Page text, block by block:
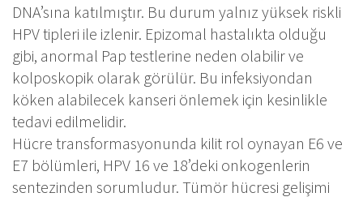
DNA’sına katılmıştır. Bu durum yalnız yüksek riskli
HPV tipleri ile izlenir. Epizomal hastalıkta olduğu
gibi, anormal Pap testlerine neden olabilir ve
kolposkopik olarak görülür. Bu infeksiyondan
köken alabilecek kanseri önlemek için kesinlikle
tedavi edilmelidir.
Hücre transformasyonunda kilit rol oynayan E6 ve
E7 bölümleri, HPV 16 ve 18’deki onkogenlerin
sentezinden sorumludur. Tümör hücresi gelişimi